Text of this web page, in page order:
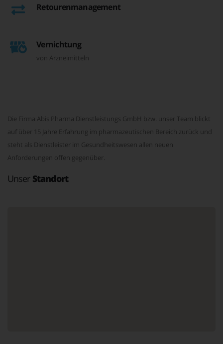
Retourenmanagement
Vernichtung
von Arzneimitteln
Die Firma Abis Pharma Dienstleistungs GmbH bzw. unser Team blickt
auf über 15 Jahre Erfahrung im pharmazeutischen Bereich zurück und
steht als Dienstleister im Gesundheitswesen allen neuen
Anforderungen offen gegenüber.
Unser Standort